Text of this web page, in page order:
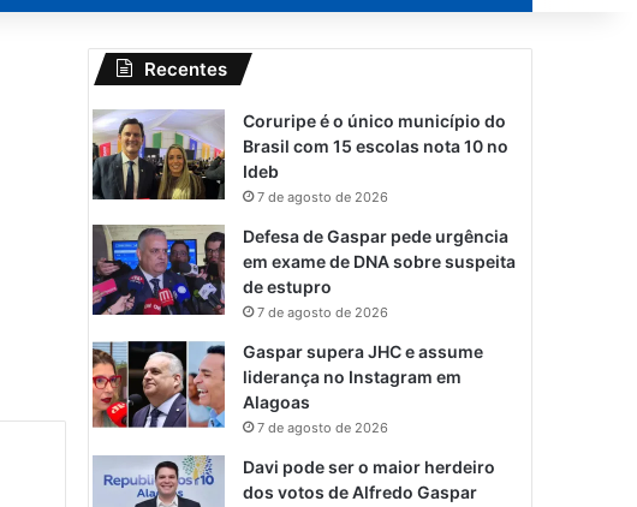
por
Recentes
Coruripe é o único município do
Brasil com 15 escolas nota 10 no
Ideb
7 de agosto de 2026
Defesa de Gaspar pede urgência
em exame de DNA sobre suspeita
de estupro
7 de agosto de 2026
Gaspar supera JHC e assume
liderança no Instagram em
Alagoas
7 de agosto de 2026
Davi pode ser o maior herdeiro
dos votos de Alfredo Gaspar